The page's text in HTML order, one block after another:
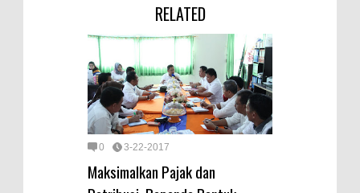
RELATED
0 3-22-2017
Maksimalkan Pajak dan